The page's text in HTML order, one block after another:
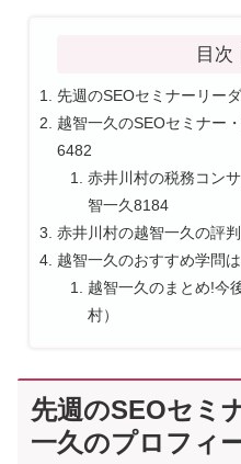
目次
先週のSEOセミナーリー
越智一久のSEOセミナー
6482
赤井川村の税務コン
智一久8184
赤井川村の越智一久の評
越智一久のおすすめ学問
越智一久のまとめ!今
村）
先週のSEOセミ
一久のプロフィ